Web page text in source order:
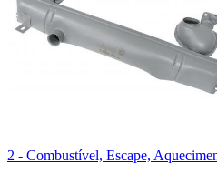
2 - Combustível, Escape,